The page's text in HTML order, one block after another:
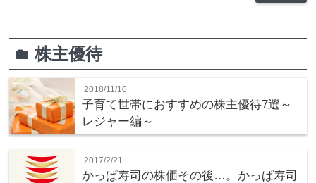
folder株主優待
2018/11/10
子育て世帯におすすめの株主優待7選～
レジャー編～
2017/2/21
かっぱ寿司の株価その後…。かっぱ寿司